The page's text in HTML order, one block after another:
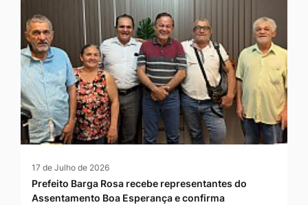
17 de Julho de 2026
Prefeito Barga Rosa recebe representantes do
Assentamento Boa Esperança e confirma